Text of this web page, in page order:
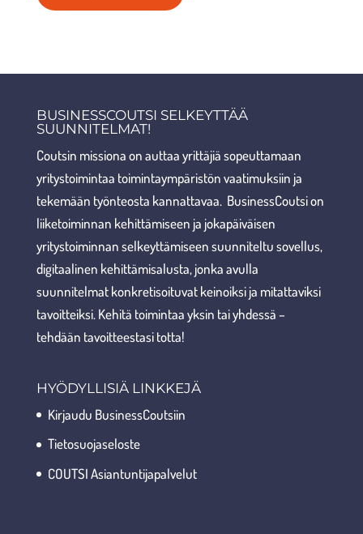
BUSINESSCOUTSI SELKEYTTÄÄ
SUUNNITELMAT!
Coutsin missiona on auttaa yrittäjiä sopeuttamaan
yritystoimintaa toimintaympäristön vaatimuksiin ja
tekemään työnteosta kannattavaa. BusinessCoutsi on
liiketoiminnan kehittämiseen ja jokapäiväisen
yritystoiminnan selkeyttämiseen suunniteltu sovellus,
digitaalinen kehittämisalusta, jonka avulla
suunnitelmat konkretisoituvat keinoiksi ja mitattaviksi
tavoitteiksi. Kehitä toimintaa yksin tai yhdessä –
tehdään tavoitteestasi totta!
HYÖDYLLISIÄ LINKKEJÄ
Kirjaudu BusinessCoutsiin
Tietosuojaseloste
COUTSI Asiantuntijapalvelut